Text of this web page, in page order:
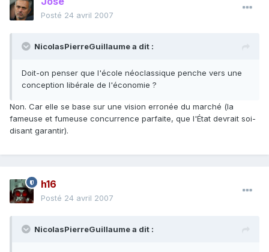
Posté 24 avril 2007
NicolasPierreGuillaume a dit :
Doit-on penser que l'école néoclassique penche vers une
conception libérale de l'économie ?
Non. Car elle se base sur une vision erronée du marché (la
fameuse et fumeuse concurrence parfaite, que l'État devrait soi-
disant garantir).
h16
Posté 24 avril 2007
NicolasPierreGuillaume a dit :